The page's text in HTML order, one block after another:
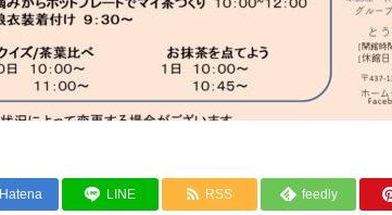
Hatena LINE RSS feedly